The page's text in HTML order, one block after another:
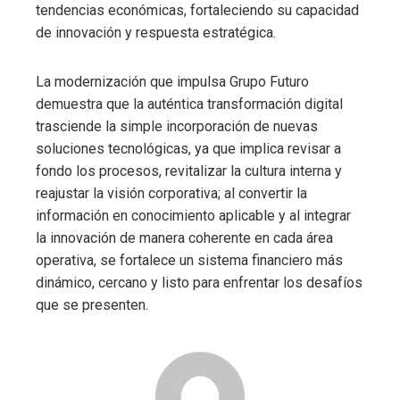
tendencias económicas, fortaleciendo su capacidad
de innovación y respuesta estratégica.
La modernización que impulsa Grupo Futuro
demuestra que la auténtica transformación digital
trasciende la simple incorporación de nuevas
soluciones tecnológicas, ya que implica revisar a
fondo los procesos, revitalizar la cultura interna y
reajustar la visión corporativa; al convertir la
información en conocimiento aplicable y al integrar
la innovación de manera coherente en cada área
operativa, se fortalece un sistema financiero más
dinámico, cercano y listo para enfrentar los desafíos
que se presenten.